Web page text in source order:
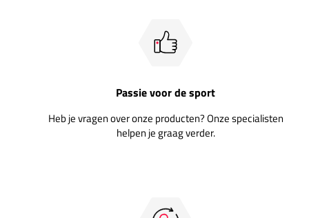
Passie voor de sport
Heb je vragen over onze producten? Onze specialisten
helpen je graag verder.